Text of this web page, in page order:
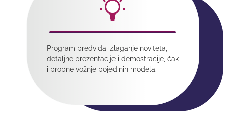
Program predviđa izlaganje noviteta,
detaljne prezentacije i demostracije, čak
i probne vožnje pojedinih modela.